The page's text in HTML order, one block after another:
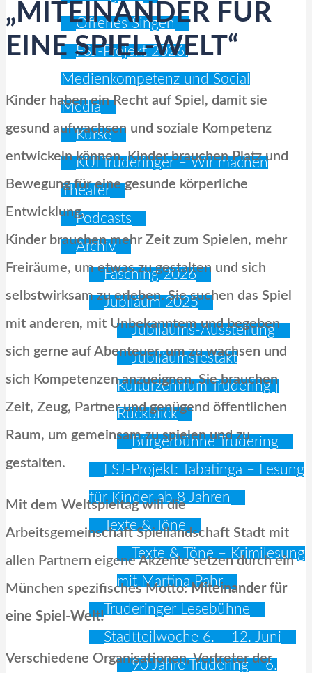
Offenes Singen
FSJ-Projekt 2026:
Medienkompetenz und Social
Media
Kurse
KULTruderinger – Wir machen
Theater
Podcasts
Archiv
Fasching 2026
Jubiläum 2025
Jubiläums-Ausstellung
Jubiläumsfestakt
Kulturzentrum Trudering |
Rückblick
Bürgerbühne Trudering
FSJ-Projekt: Tabatinga – Lesung
für Kinder ab 8 Jahren
Texte & Töne
Texte & Töne – Krimilesung
mit Martina Pahr
Truderinger Lesebühne
Stadtteilwoche 6. – 12. Juni
90 Jahre Trudering – 6.
„MITEINANDER FÜR
EINE SPIEL-WELT“
Kinder haben ein Recht auf Spiel, damit sie
gesund aufwachsen und soziale Kompetenz
entwickeln können. Kinder brauchen Platz und
Bewegung für eine gesunde körperliche
Entwicklung.
Kinder brauchen mehr Zeit zum Spielen, mehr
Freiräume, um etwas zu gestalten und sich
selbstwirksam zu erleben. Sie suchen das Spiel
mit anderen, mit Unbekanntem und begeben
sich gerne auf Abenteuer, um zu wachsen und
sich Kompetenzen anzueignen. Sie brauchen
Zeit, Zeug, Partner und genügend öffentlichen
Raum, um gemeinsam zu spielen und zu
gestalten.
Mit dem Weltspieltag will die
Arbeitsgemeinschaft Spiellandschaft Stadt mit
allen Partnern eigene Akzente setzen durch ein
München spezifisches Motto:Miteinander für
eine Spiel-Welt!
Verschiedene Organisationen, Vertreter der